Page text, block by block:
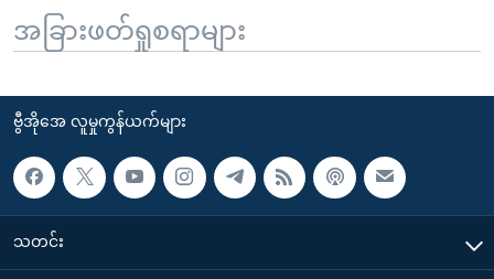
အခြားဖတ်ရှုစရာများ
ဗွီအိုအေ လူမှုကွန်ယက်များ
သတင်း